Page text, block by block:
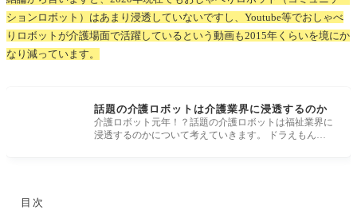
ションロボット）はあまり浸透していないですし、Youtube等でおしゃべ
りロボットが介護場面で活躍しているという動画も2015年くらいを境にか
なり減っています。
話題の介護ロボットは介護業界に浸透するのか
介護ロボット元年！？話題の介護ロボットは福祉業界に
浸透するのかについて考えていきます。 ドラえもんや
目次